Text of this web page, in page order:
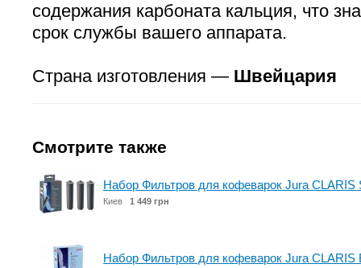
содержания карбоната кальция, что
срок службы вашего аппарата.
Страна изготовления — Швейцария
Смотрите также
Набор Фильтров для кофеварок Jura CLARIS
Киев 1 449 грн
Набор Фильтров для кофеварок Jura CLARIS